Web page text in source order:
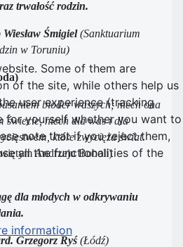
trwałość rodzin.
Wiesław Śmigiel(Sanktuarium
w Toruniu)
bioder waszych; niech ona
świecie, niech dla was i dla
które zwycięża świat.
Andrzeju Boboli)
dla młodych w odkrywaniu
Grzegorz Ryś(Łódź)
Some of them are
of the site, while others help us
user experience (tracking
for yourself whether you want to
note that if you reject them,
all the functionalities of the
information